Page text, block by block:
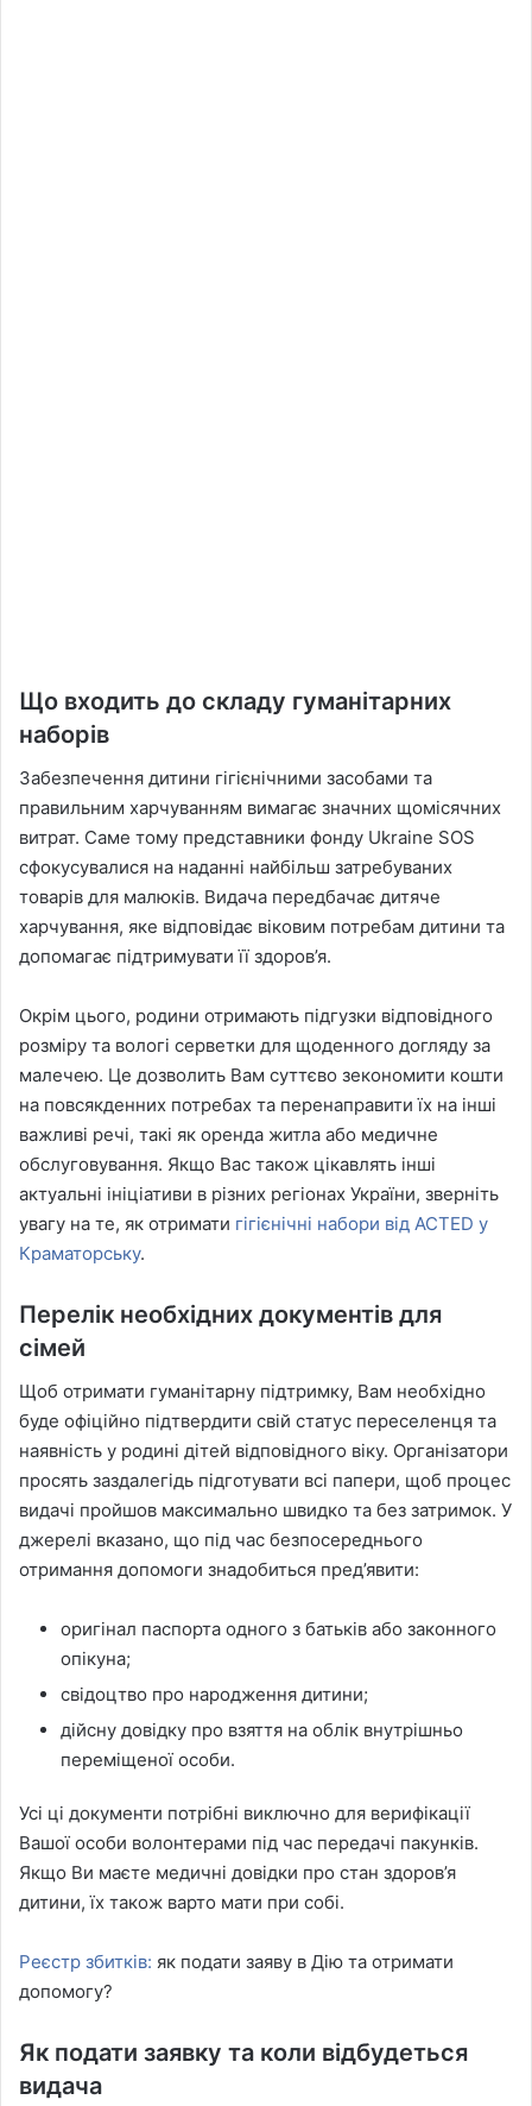
Що входить до складу гуманітарних
наборів
Забезпечення дитини гігієнічними засобами та
правильним харчуванням вимагає значних щомісячних
витрат. Саме тому представники фонду Ukraine SOS
сфокусувалися на наданні найбільш затребуваних
товарів для малюків. Видача передбачає дитяче
харчування, яке відповідає віковим потребам дитини та
допомагає підтримувати її здоров’я.
Окрім цього, родини отримають підгузки відповідного
розміру та вологі серветки для щоденного догляду за
малечею. Це дозволить Вам суттєво зекономити кошти
на повсякденних потребах та перенаправити їх на інші
важливі речі, такі як оренда житла або медичне
обслуговування. Якщо Вас також цікавлять інші
актуальні ініціативи в різних регіонах України, зверніть
увагу на те, як отримати гігієнічні набори від ACTED у
Краматорську.
Перелік необхідних документів для
сімей
Щоб отримати гуманітарну підтримку, Вам необхідно
буде офіційно підтвердити свій статус переселенця та
наявність у родині дітей відповідного віку. Організатори
просять заздалегідь підготувати всі папери, щоб процес
видачі пройшов максимально швидко та без затримок. У
джерелі вказано, що під час безпосереднього
отримання допомоги знадобиться пред’явити:
оригінал паспорта одного з батьків або законного
опікуна;
свідоцтво про народження дитини;
дійсну довідку про взяття на облік внутрішньо
переміщеної особи.
Усі ці документи потрібні виключно для верифікації
Вашої особи волонтерами під час передачі пакунків.
Якщо Ви маєте медичні довідки про стан здоров’я
дитини, їх також варто мати при собі.
Реєстр збитків: як подати заяву в Дію та отримати
допомогу?
Як подати заявку та коли відбудеться
видача